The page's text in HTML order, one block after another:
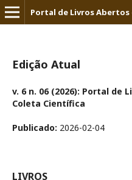
Portal de Livros
Edição Atual
v. 6 n. 06 (2026): Portal de
Coleta Científica
Publicado: 2026-02-04
LIVROS